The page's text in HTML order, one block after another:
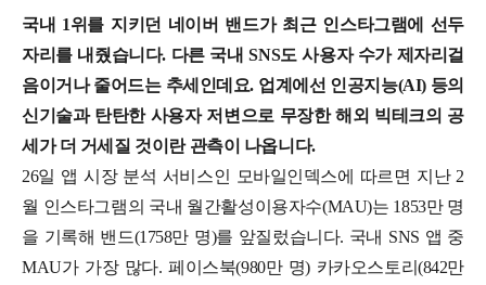
국내 1위를 지키던 네이버 밴드가 최근 인스타그램에 선두
자리를 내줬습니다. 다른 국내 SNS도 사용자 수가 제자리걸
음이거나 줄어드는 추세인데요. 업계에선 인공지능(AI) 등의
신기술과 탄탄한 사용자 저변으로 무장한 해외 빅테크의 공
세가 더 거세질 것이란 관측이 나옵니다.
26일 앱 시장 분석 서비스인 모바일인덱스에 따르면 지난 2
월 인스타그램의 국내 월간활성이용자수(MAU)는 1853만 명
을 기록해 밴드(1758만 명)를 앞질렀습니다. 국내 SNS 앱 중
MAU가 가장 많다. 페이스북(980만 명) 카카오스토리(842만